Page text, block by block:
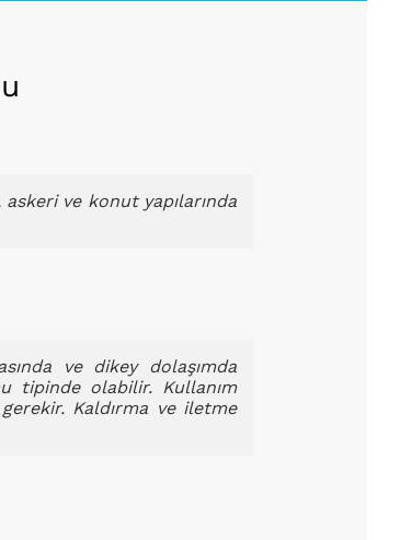
ve konut yapılarında
ve dikey dolaşımda
tipinde olabilir. Kullanım
Kaldırma ve iletme